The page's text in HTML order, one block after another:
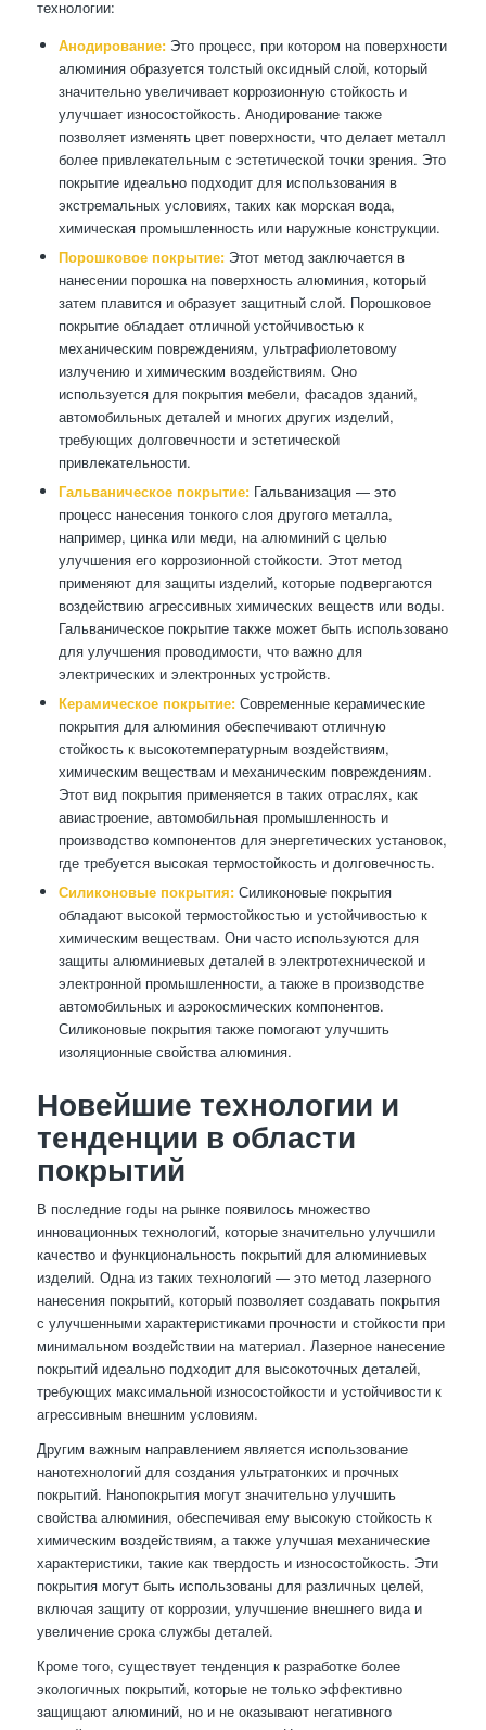
технологии:
Анодирование:Это процесс, при котором на поверхности
алюминия образуется толстый оксидный слой, который
значительно увеличивает коррозионную стойкость и
улучшает износостойкость. Анодирование также
позволяет изменять цвет поверхности, что делает металл
более привлекательным с эстетической точки зрения. Это
покрытие идеально подходит для использования в
экстремальных условиях, таких как морская вода,
химическая промышленность или наружные конструкции.
Порошковое покрытие:Этот метод заключается в
нанесении порошка на поверхность алюминия, который
затем плавится и образует защитный слой. Порошковое
покрытие обладает отличной устойчивостью к
механическим повреждениям, ультрафиолетовому
излучению и химическим воздействиям. Оно
используется для покрытия мебели, фасадов зданий,
автомобильных деталей и многих других изделий,
требующих долговечности и эстетической
привлекательности.
Гальваническое покрытие:Гальванизация — это
процесс нанесения тонкого слоя другого металла,
например, цинка или меди, на алюминий с целью
улучшения его коррозионной стойкости. Этот метод
применяют для защиты изделий, которые подвергаются
воздействию агрессивных химических веществ или воды.
Гальваническое покрытие также может быть использовано
для улучшения проводимости, что важно для
электрических и электронных устройств.
Керамическое покрытие:Современные керамические
покрытия для алюминия обеспечивают отличную
стойкость к высокотемпературным воздействиям,
химическим веществам и механическим повреждениям.
Этот вид покрытия применяется в таких отраслях, как
авиастроение, автомобильная промышленность и
производство компонентов для энергетических установок,
где требуется высокая термостойкость и долговечность.
Силиконовые покрытия:Силиконовые покрытия
обладают высокой термостойкостью и устойчивостью к
химическим веществам. Они часто используются для
защиты алюминиевых деталей в электротехнической и
электронной промышленности, а также в производстве
автомобильных и аэрокосмических компонентов.
Силиконовые покрытия также помогают улучшить
изоляционные свойства алюминия.
Новейшие технологии и
тенденции в области
покрытий
В последние годы на рынке появилось множество
инновационных технологий, которые значительно улучшили
качество и функциональность покрытий для алюминиевых
изделий. Одна из таких технологий — это метод лазерного
нанесения покрытий, который позволяет создавать покрытия
с улучшенными характеристиками прочности и стойкости при
минимальном воздействии на материал. Лазерное нанесение
покрытий идеально подходит для высокоточных деталей,
требующих максимальной износостойкости и устойчивости к
агрессивным внешним условиям.
Другим важным направлением является использование
нанотехнологий для создания ультратонких и прочных
покрытий. Нанопокрытия могут значительно улучшить
свойства алюминия, обеспечивая ему высокую стойкость к
химическим воздействиям, а также улучшая механические
характеристики, такие как твердость и износостойкость. Эти
покрытия могут быть использованы для различных целей,
включая защиту от коррозии, улучшение внешнего вида и
увеличение срока службы деталей.
Кроме того, существует тенденция к разработке более
экологичных покрытий, которые не только эффективно
защищают алюминий, но и не оказывают негативного